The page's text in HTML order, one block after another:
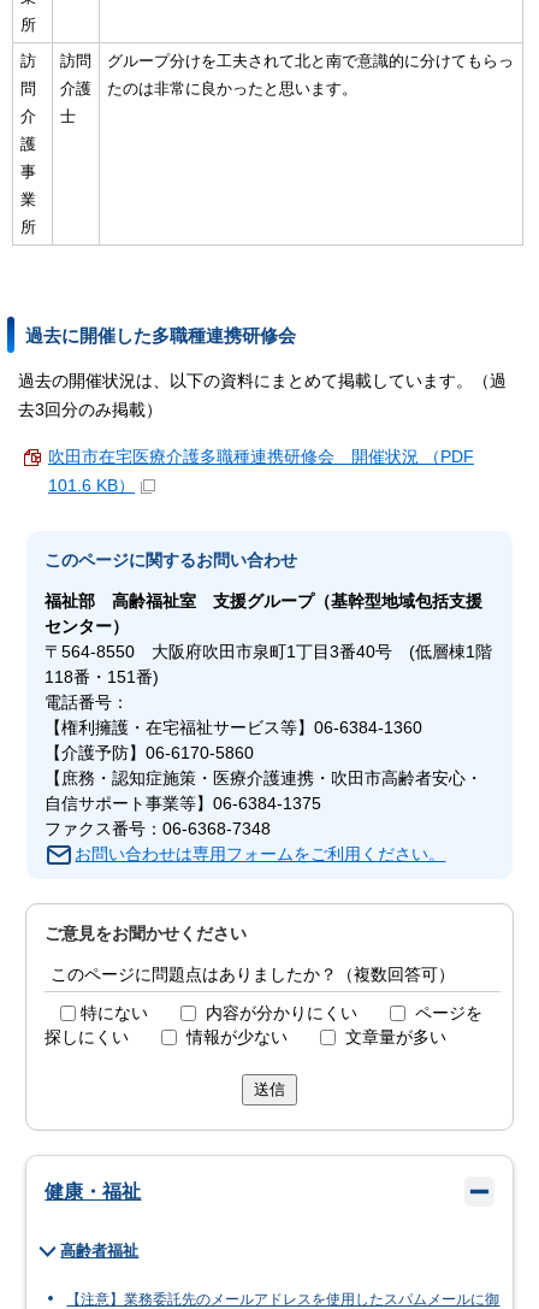
所
訪
問
介
護
事
業
所
訪問
介護
士
グループ分けを工夫されて北と南で意識的に分けてもらっ
たのは非常に良かったと思います。
過去に開催した多職種連携研修会
過去の開催状況は、以下の資料にまとめて掲載しています。（過
去3回分のみ掲載）
吹田市在宅医療介護多職種連携研修会 開催状況 （PDF
101.6 KB）
このページに関するお問い合わせ
福祉部高齢福祉室 支援グループ（基幹型地域包括支援
センター）
〒564-8550 大阪府吹田市泉町1丁目3番40号 (低層棟1階
118番・151番)
電話番号：
【権利擁護・在宅福祉サービス等】06-6384-1360
【介護予防】06-6170-5860
【庶務・認知症施策・医療介護連携・吹田市高齢者安心・
自信サポート事業等】06-6384-1375
ファクス番号：06-6368-7348
お問い合わせは専用フォームをご利用ください。
ご意見をお聞かせください
このページに問題点はありましたか？（複数回答可）
特にない 内容が分かりにくい
ページを
探しにくい
情報が少ない 文章量が多い
送信
健康・福祉
高齢者福祉
【注意】業務委託先のメールアドレスを使用したスパムメールに御